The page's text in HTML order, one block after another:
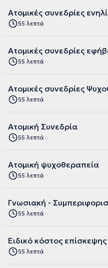
Ατομικές συνεδρίες
55 λεπτά
Ατομικές συνεδρίες
55 λεπτά
Ατομικές συνεδρίες
55 λεπτά
Ατομική Συνεδρία
55 λεπτά
Ατομική ψυχοθεραπεία
55 λεπτά
Γνωσιακή -
55 λεπτά
Ειδικό κόστος
55 λεπτά